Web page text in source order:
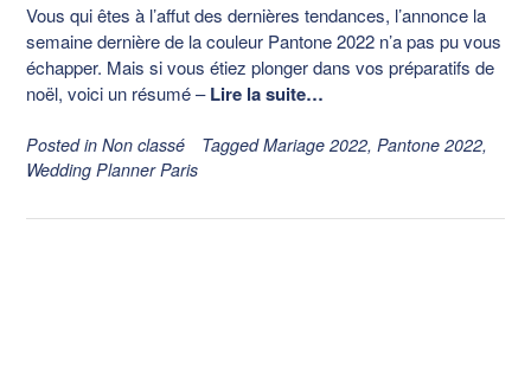
Vous qui êtes à l’affut des dernières tendances, l’annonce la
semaine dernière de la couleur Pantone 2022 n’a pas pu vous
échapper. Mais si vous étiez plonger dans vos préparatifs de
noël, voici un résumé–Lire la suite…
Posted in Non classé TaggedMariage 2022, Pantone 2022,
Wedding Planner Paris